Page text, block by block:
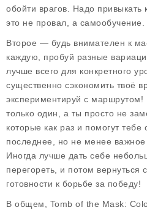
обойти врагов. Надо привыкать
это не провал, а самообучение.
Второе — будь внимателен к
каждую, пробуй разные
лучше всего для конкретного
существенно сэкономить твоё
экспериментируй с маршрутом!
только один, а ты просто не
которые как раз и помогут тебе
последнее, но не менее
Иногда лучше дать себе
перегореть, и потом
готовности к борьбе за победу!
В общем, Tomb of the Mask: